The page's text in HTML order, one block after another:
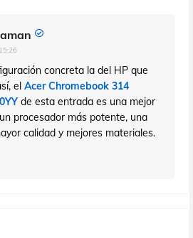
concreta la del HP que
el Acer Chromebook 314
de esta entrada es una mejor
procesador más potente, una
calidad y mejores materiales.